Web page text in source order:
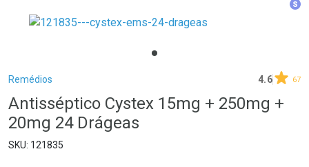
Ir direto para a notificações
Ir direto para o carrinho
Breadcrumb
Remédios 4.6 67
Antisséptico Cystex 15mg + 250mg +
20mg 24 Drágeas
121835